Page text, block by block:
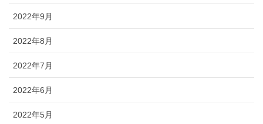
2022年9月
2022年8月
2022年7月
2022年6月
2022年5月